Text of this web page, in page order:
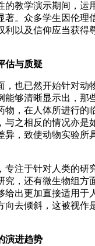
的教学演示期间，运
著。众多学生因伦理
利以及信仰应当获得
估与质疑
，也已然开始针对动
能够清晰显示出，那
物，在人体所进行的
与之相反的情况亦是
异，致使动物实验所
专注于针对人类的研
究，还有微生物组方
给出更加直接适用于
向去倾斜，这被视作
演进趋势